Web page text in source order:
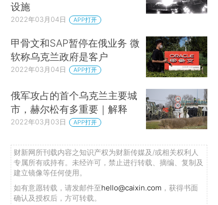
设施
2022年03月04日 APP打开
甲骨文和SAP暂停在俄业务 微
软称乌克兰政府是客户
2022年03月04日 APP打开
俄军攻占的首个乌克兰主要城
市，赫尔松有多重要｜解释
2022年03月03日 APP打开
财新网所刊载内容之知识产权为财新传媒及/或相关权利人
专属所有或持有。未经许可，禁止进行转载、摘编、复制及
建立镜像等任何使用。
如有意愿转载，请发邮件至hello@caixin.com ，获得书面
确认及授权后，方可转载。